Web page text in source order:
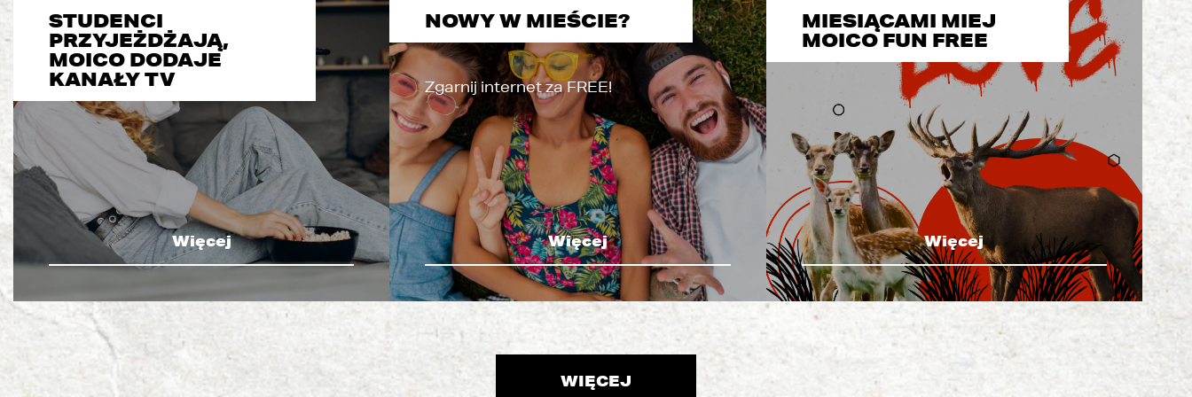
STUDENCI
PRZYJEŻDŻAJĄ,
MOICO DODAJE
KANAŁY TV
Więcej
NOWY W MIEŚCIE?
Zgarnij internet za FREE!
Więcej
MIESIĄCAMI MIEJ
MOICO FUN FREE
Więcej
WIĘCEJ